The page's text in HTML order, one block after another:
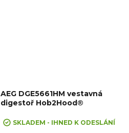
AEG DGE5661HM vestavná
digestoř Hob2Hood®
SKLADEM - IHNED K ODESLÁNÍ